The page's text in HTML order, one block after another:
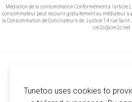
Médiation de la consommation Conformément à l’article
consommateur peut recourir gratuitement au médiateur
la Consommation de Conciliateurs de Justice 14 rue
cm2c@cm2c.net
Tunetoo uses cookies to